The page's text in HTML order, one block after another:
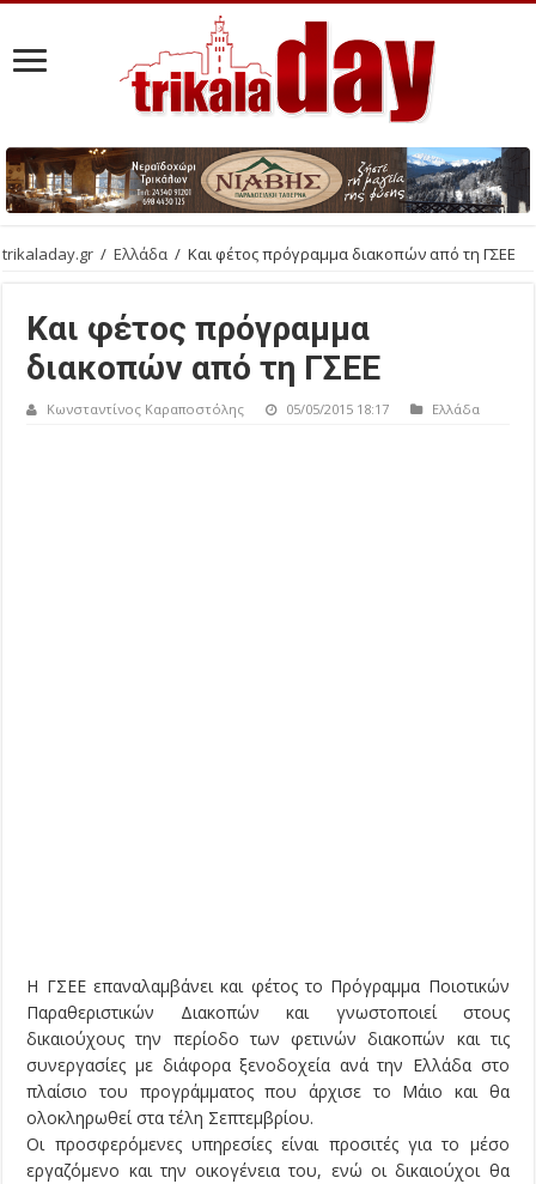
trikaladay.gr / Ελλάδα / Και φέτος πρόγραμμα διακοπών από τη ΓΣΕΕ
Και φέτος πρόγραμμα
διακοπών από τη ΓΣΕΕ
Κωνσταντίνος Καραποστόλης 05/05/2015 18:17 Ελλάδα
Η ΓΣΕΕ επαναλαμβάνει και φέτος το Πρόγραμμα Ποιοτικών
Παραθεριστικών Διακοπών και γνωστοποιεί στους
δικαιούχους την περίοδο των φετινών διακοπών και τις
συνεργασίες με διάφορα ξενοδοχεία ανά την Ελλάδα στο
πλαίσιο του προγράμματος που άρχισε το Μάιο και θα
ολοκληρωθεί στα τέλη Σεπτεμβρίου.
Οι προσφερόμενες υπηρεσίες είναι προσιτές για το μέσο
εργαζόμενο και την οικογένεια του, ενώ οι δικαιούχοι θα